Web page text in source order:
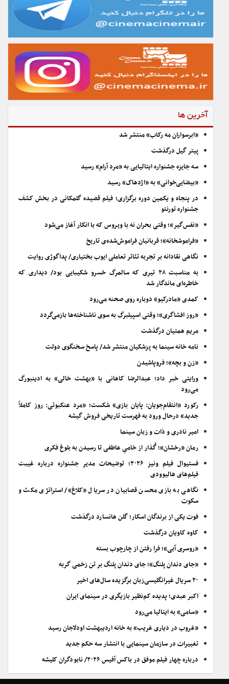
آخرین ها
«ابرسواران مه رکاب» منتشر شد
پیتر گیل درگذشت
سه جایزه جشنواره ایتالیایی به «مرد آرام» رسید
«بیضایی‌خوانی» به «اژدهاک» رسید
در پنجاه و یکمین دوره برگزاری؛ فیلم قصیده گلمکانی در بخش کشف
جشنواره تورنتو
«نفس‌گیر»؛ وقتی بحران نه با ویروس که با انکار آغاز می‌شود
«فراموشخانه»؛ قربانیان فراموش‌شده‌ی تاریخ
نگاهی نقادانه بر تجربه تئاتر تعاملی ایوب بختیاری/ پداگوژی روایت
به مناسبت ۲۸ تیری که سالمرگ خسرو شکیبایی بود/ دیداری که
خاطره‌ای ماندگار شد
کمدی «مادرکیو» دوباره روی صحنه می‌رود
«روز افشاگری»؛ وقتی اسپیلبرگ به سوی ناشناخته‌ها بازمی‌گردد
مریم همتیان درگذشت
نامه خانه سینما به پزشکیان منتشر شد/ پاسخ سخنگوی دولت
«زن و بچه»؛ فروپاشیدن
ورایتی خبر داد؛ عبدالرضا کاهانی با «بهشت خالی» به ادینبورگ
می‌رود
رکورد «انتقام‌جویان: پایان بازی» شکست؛ «مرد عنکبوتی: روز کاملاً
جدید» درحال ورود به فهرست تاریخی فروش گیشه
امیر نادری و ذات و زبان سینما
رمان «رخشان»؛ گُذار از خامیِ عاطفی تا رسیدن به بلوغ فکری
فستیوال فیلم ونیز ۲۰۲۶؛ توضیحات مدیر جشنواره درباره غیبت
فیلم‌های هالیوودی
نگاهی به بازی محسن قصابیان در سریال «کلاغ»/ استراتژی مکث و
سکوت
فوت یکی از برندگان اسکار؛ گلن هانسارد درگذشت
کاوه کاویان درگذشت
«روسری آبی»؛ فرا رفتن از چارچوب بسته
«جای دندان پلنگ»؛ جای دندان پلنگ بر تن زخمی گربه
۲۰ سریال غیرانگلیسی‌زبان برگزیده سال‌های اخیر
اکبر عبدی؛ پدیده کم‌نظیر بازیگری در سینمای ایران
«سامی» به ایتالیا می‌رود
«غروب در دیاری غریب» به خانه اردیبهشت اودلاجان رسید
تغییرات در سازمان سینمایی با انتشار سه حکم جدید
درباره چهار فیلم موفق در باکس آفیس ۲۰۲۶/ نابودگران کلیشه